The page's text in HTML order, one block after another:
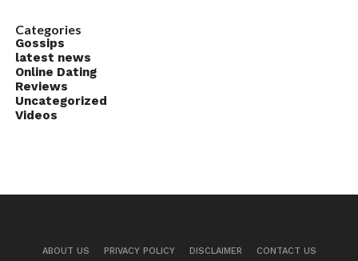
Categories
Gossips
latest news
Online Dating
Reviews
Uncategorized
Videos
ABOUT US PRIVACY POLICY DISCLAIMER CONTACT US